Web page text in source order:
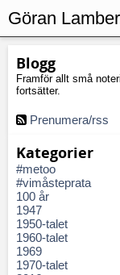
Blogg
Framför allt små
fortsätter.
Prenumera/rss
Kategorier
#metoo
#vimåsteprata
100 år
1947
1950-talet
1960-talet
1969
1970-talet
Göran